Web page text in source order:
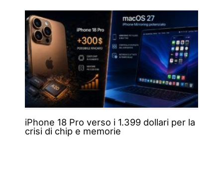
iPhone 18 Pro verso i 1.399 dollari per la
crisi di chip e memorie